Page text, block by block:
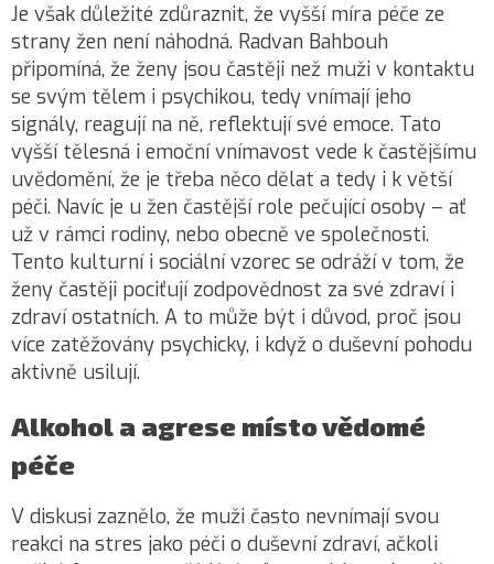
Je však důležité zdůraznit, že vyšší míra péče ze
strany žen není náhodná. Radvan Bahbouh
připomíná, že ženy jsou častěji než muži v kontaktu
se svým tělem i psychikou, tedy vnímají jeho
signály, reagují na ně, reflektují své emoce. Tato
vyšší tělesná i emoční vnímavost vede k častějšímu
uvědomění, že je třeba něco dělat a tedy i k větší
péči. Navíc je u žen častější role pečující osoby – ať
už v rámci rodiny, nebo obecně ve společnosti.
Tento kulturní i sociální vzorec se odráží v tom, že
ženy častěji pociťují zodpovědnost za své zdraví i
zdraví ostatních. A to může být i důvod, proč jsou
více zatěžovány psychicky, i když o duševní pohodu
aktivně usilují.
Alkohol a agrese místo vědomé
péče
V diskusi zaznělo, že muži často nevnímají svou
reakci na stres jako péči o duševní zdraví, ačkoli